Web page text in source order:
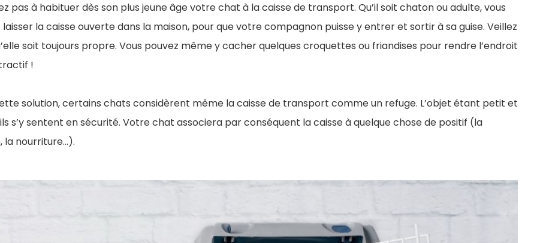
pas à habituer dès son plus jeune âge votre chat à la caisse de transport. Qu’il soit chaton ou adulte, vous
laisser la caisse ouverte dans la maison, pour que votre compagnon puisse y entrer et sortir à sa guise. Veillez
soit toujours propre. Vous pouvez même y cacher quelques croquettes ou friandises pour rendre l’endroit
!
solution, certains chats considèrent même la caisse de transport comme un refuge. L’objet étant petit et
s’y sentent en sécurité. Votre chat associera par conséquent la caisse à quelque chose de positif (la
la nourriture…).